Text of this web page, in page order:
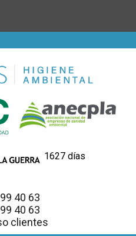
1627 días
40 63
40 63
clientes